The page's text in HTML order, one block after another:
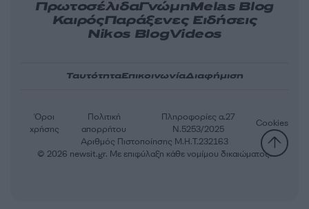
ΠρωτοσέλιδαΓνώμηMelas Blog
ΚαιρόςΠαράξενες Ειδήσεις
Nikos BlogVideos
ΤαυτότηταΕπικοινωνίαΔιαφήμιση
Αριθμός Πιστοποίησης Μ.Η.Τ.232163
Όροι
χρήσης
Πολιτική
απορρήτου
Πληροφορίες α.27
Ν.5253/2025
Cookies
© 2026 newsit.gr. Με επιφύλαξη κάθε νομίμου δικαιώματος.